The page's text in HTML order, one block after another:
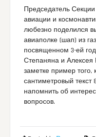
Председатель Секции
авиации и
любезно поделился
авиаполке (шап) из
посвященном 3-ей
Степаняна и
заметке пример того,
сантиметровый
напомнить об
вопросов.